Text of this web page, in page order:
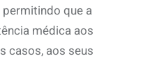
que a
médica aos
casos, aos seus